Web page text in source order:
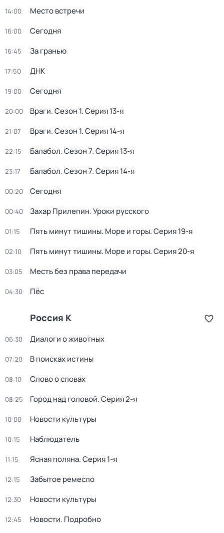
14:00 Место встречи
16:00 Сегодня
16:45 За гранью
17:50 ДНК
19:00 Сегодня
20:00 Враги. Сезон 1. Серия 13-я
21:07 Враги. Сезон 1. Серия 14-я
22:15 Балабол. Сезон 7. Серия 13-я
23:17 Балабол. Сезон 7. Серия 14-я
00:20 Сегодня
00:40 Захар Прилепин. Уроки русского
01:15 Пять минут тишины. Море и горы. Серия 19-я
02:10 Пять минут тишины. Море и горы. Серия 20-я
03:05 Месть без права передачи
04:30 Пёс
Россия К
06:30 Диалоги о животных
07:20 В поисках истины
08:10 Слово о словах
08:25 Город над головой. Серия 2-я
10:00 Новости культуры
10:15 Наблюдатель
11:15 Ясная поляна. Серия 1-я
12:15 Забытое ремесло
12:30 Новости культуры
12:45 Новости. Подробно